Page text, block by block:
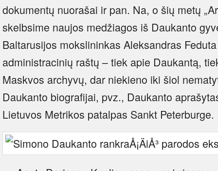
dokumentų nuorašai ir pan. Na, o šių metų
skelbsime naujos medžiagos iš Daukanto
Baltarusijos mokslininkas Aleksandras
administracinių raštų – tiek apie Daukantą,
Maskvos archyvų, dar niekieno iki šiol
Daukanto biografijai, pvz., Daukanto
Lietuvos Metrikos patalpas Sankt Peterburge.